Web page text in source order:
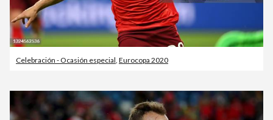
Celebración - Ocasión especial Eurocopa 2020